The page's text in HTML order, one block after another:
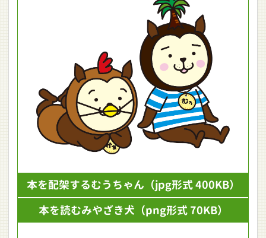
本を配架するむうちゃん （jpg形式 400KB）
本を読むみやざき犬 （png形式 70KB）